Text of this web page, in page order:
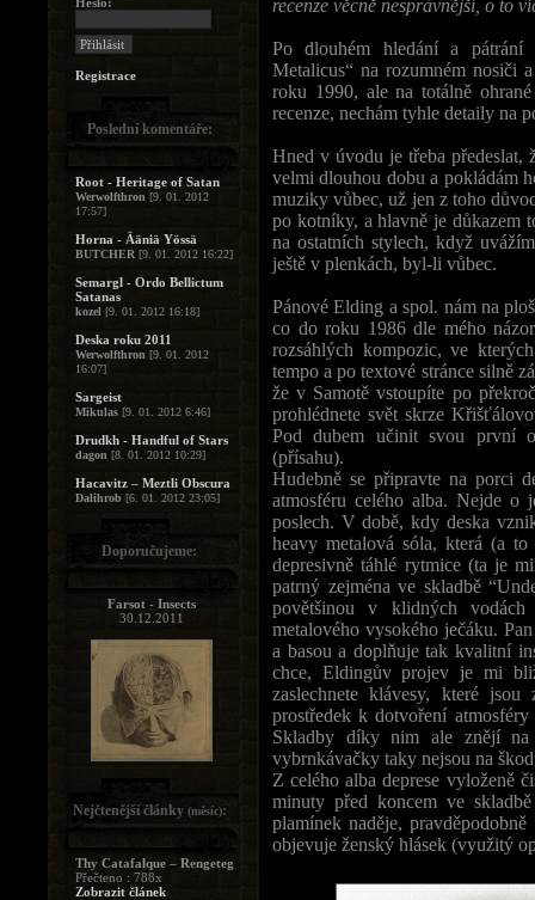
recenze věcně nesprávnější, o to
Po dlouhém hledání a pátrání
Metalicus“ na rozumném nosiči
roku 1990, ale na totálně
recenze, nechám tyhle detaily na
Hned v úvodu je třeba předeslat,
velmi dlouhou dobu a pokládám
muziky vůbec, už jen z toho
po kotníky, a hlavně je důkazem
na ostatních stylech, když
ještě v plenkách, byl-li vůbec.
Pánové Elding a spol. nám na
co do roku 1986 dle mého
rozsáhlých kompozic, ve
tempo a po textové stránce silně
že v Samotě vstoupíte po
prohlédnete svět skrze
Pod dubem učinit svou první
(přísahu).
Hudebně se připravte na porci
atmosféru celého alba. Nejde o
poslech. V době, kdy deska
heavy metalová sóla, která (a
depresivně táhlé rytmice (ta je
patrný zejména ve skladbě
povětšinou v klidných
metalového vysokého ječáku.
a basou a doplňuje tak kvalitní
chce, Eldingův projev je mi
zaslechnete klávesy, které
prostředek k dotvoření
Skladby díky nim ale znějí na
vybrnkávačky taky nejsou na
Z celého alba deprese vyloženě
minuty před koncem ve
plamínek naděje,
objevuje ženský hlásek (využitý
Registrace
Poslední komentáře:
Root - Heritage of Satan
Werwolfthron [9. 01. 2012
17:57]
Horna - Ääniä Yössä
BUTCHER [9. 01. 2012 16:22]
Semargl - Ordo Bellictum
Satanas
kozel [9. 01. 2012 16:18]
Deska roku 2011
Werwolfthron [9. 01. 2012
16:07]
Sargeist
Mikulas [9. 01. 2012 6:46]
Drudkh - Handful of Stars
dagon [8. 01. 2012 10:29]
Hacavitz – Meztli Obscura
Dalihrob [6. 01. 2012 23:05]
Doporučujeme:
Farsot - Insects
30.12.2011
Nejčtenější články (měsíc):
Thy Catafalque – Rengeteg
Přečteno : 788x
Zobrazit článek